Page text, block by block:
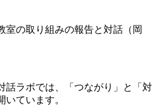
室の取り組みの報告と対話（岡
話ラボでは、「つながり」と「対
ています。